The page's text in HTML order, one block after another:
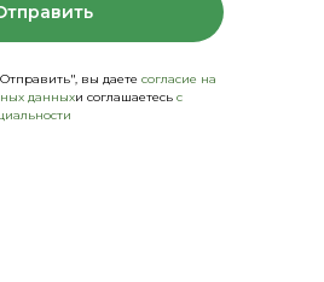
вы даете согласие на
данныхи соглашаетесь c